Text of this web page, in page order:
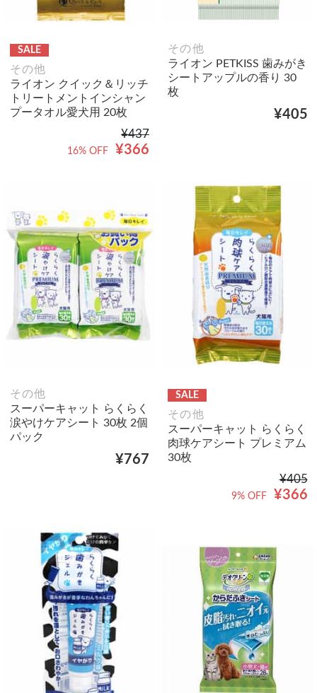
SALE
その他
ライオン クイック＆リッチ
トリートメントインシャン
プータオル愛犬用 20枚
¥437
¥366
16% OFF
その他
ライオン PETKISS 歯みがき
シートアップルの香り 30
枚
¥405
その他
スーパーキャット らくらく
涙やけケアシート 30枚 2個
パック
¥767
SALE
その他
スーパーキャット らくらく
肉球ケアシート プレミアム
30枚
¥405
¥366
9% OFF